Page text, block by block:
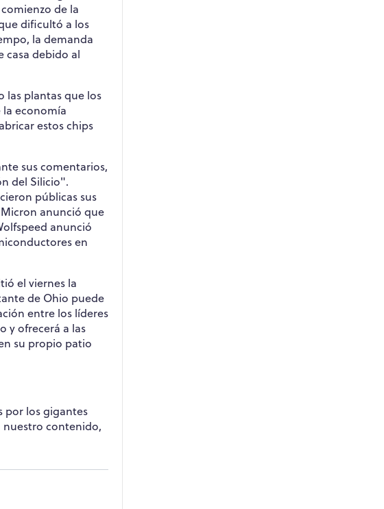
de la
dificultó a los
la demanda
casa debido al
las plantas que los
economía
estos chips
sus comentarios,
del Silicio".
públicas sus
anunció que
anunció
en
el viernes la
de Ohio puede
entre los líderes
y ofrecerá a las
su propio patio
por los gigantes
nuestro contenido,